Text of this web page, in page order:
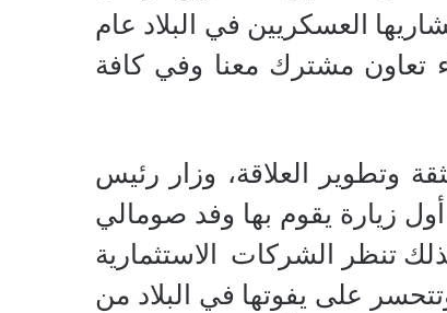
العسكريين في البلاد عام
تعاون مشترك معنا وفي كافة
وتطوير العلاقة، وزار رئيس
زيارة يقوم بها وفد صومالي
الاستثمارية
على يفوتها في البلاد من